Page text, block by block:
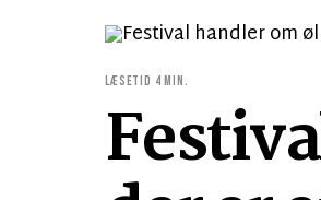
LÆSETID 4 MIN.